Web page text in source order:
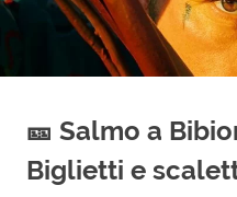
🎫 Salmo a
Biglietti e